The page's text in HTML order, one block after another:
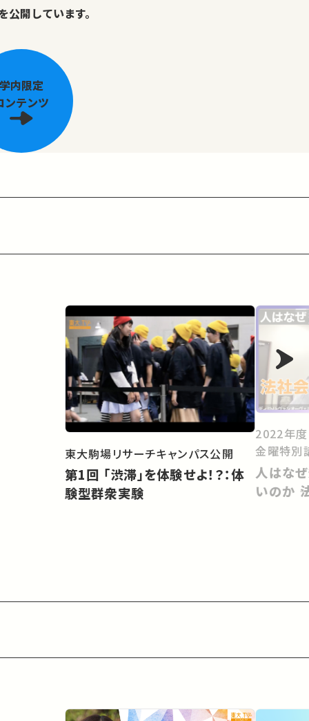
開しています。
学内限定
ンテンツ
東大駒場リサーチキャンパス公開
第1回 「渋滞」を体験せよ！？：体
験型群衆実験
2022年度
金曜特別
人はな
いのか